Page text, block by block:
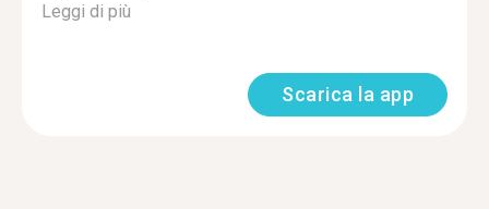
Leggi di più
Scarica la app